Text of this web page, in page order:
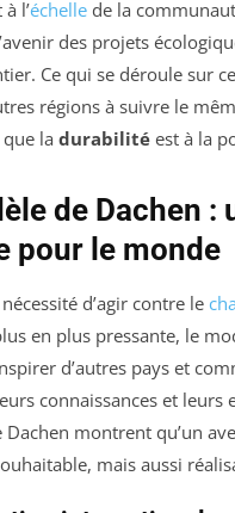
l’échelle de la
des projets
Ce qui se déroule sur
régions à suivre le
la durabilité est à la
de Dachen :
pour le monde
d’agir contre le
en plus pressante, le
d’autres pays et
connaissances et leurs
Dachen montrent qu’un
mais aussi